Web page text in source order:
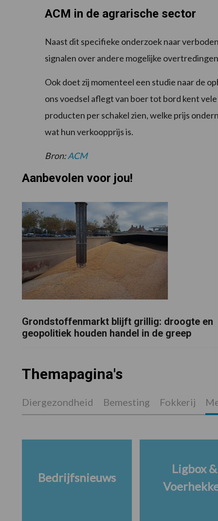
ACM in de agrarische sector
Naast dit specifieke onderzoek naar
signalen over andere mogelijke
Ook doet zij momenteel een studie naar de
ons voedsel aflegt van boer tot bord kent
producten per schakel zien, welke prijs
wat hun verkoopprijs is.
Bron:ACM
Aanbevolen voor jou!
Grondstoffenmarkt blijft grillig: droogte en
geopolitiek houden handel in de greep
Themapagina's
Diergezondheid Bemesting Fokkerij
Bedrijfsnieuws
Ligbox &